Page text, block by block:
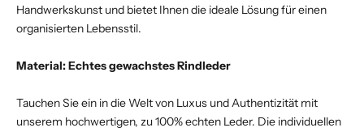
Handwerkskunst und bietet Ihnen die ideale Lösung für einen
organisierten Lebensstil.
Material: Echtes gewachstes Rindleder
Tauchen Sie ein in die Welt von Luxus und Authentizität mit
unserem hochwertigen, zu 100% echten Leder. Die individuellen